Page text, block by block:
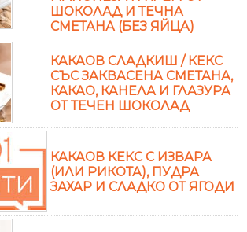
ШОКОЛАД И ТЕЧНА
СМЕТАНА (БЕЗ ЯЙЦА)
КАКАОВ СЛАДКИШ / КЕКС
СЪС ЗАКВАСЕНА СМЕТАНА,
КАКАО, КАНЕЛА И ГЛАЗУРА
ОТ ТЕЧЕН ШОКОЛАД
КАКАОВ КЕКС С ИЗВАРА
(ИЛИ РИКОТА), ПУДРА
ЗАХАР И СЛАДКО ОТ ЯГОДИ